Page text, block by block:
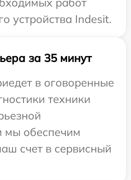
устройства Indesit.
за 35 минут
в оговоренные
техники
мы обеспечим
счет в сервисный